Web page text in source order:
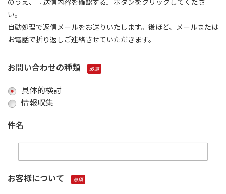
い。
自動処理で返信メールをお送りいたします。後ほど、メールまたは
お電話で折り返しご連絡させていただきます。
お問い合わせの種類 必須
具体的検討
情報収集
件名
お客様について 必須